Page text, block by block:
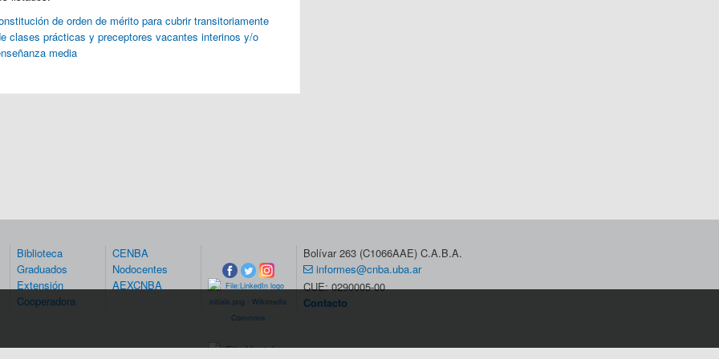
de orden de mérito para cubrir transitoriamente
clases prácticas y preceptores vacantes interinos y/o
media
Biblioteca
Graduados
Extensión
Cooperadora
CENBA
Nodocentes
AEXCNBA
Bolívar 263 (C1066AAE) C.A.B.A.
informes@cnba.uba.ar
CUE: 0290005-00
Contacto